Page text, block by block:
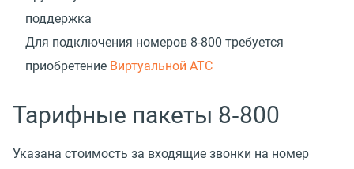
поддержка
Для подключения номеров 8-800 требуется
приобретение Виртуальной АТС
Тарифные пакеты 8‑800
Указана стоимость за входящие звонки на номер